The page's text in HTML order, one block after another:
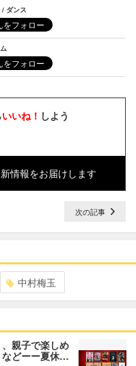
ダンス
いいね！ しよう
情報をお届けします
次の記事
中村梅玉
親子で楽しめ
などーー夏休…